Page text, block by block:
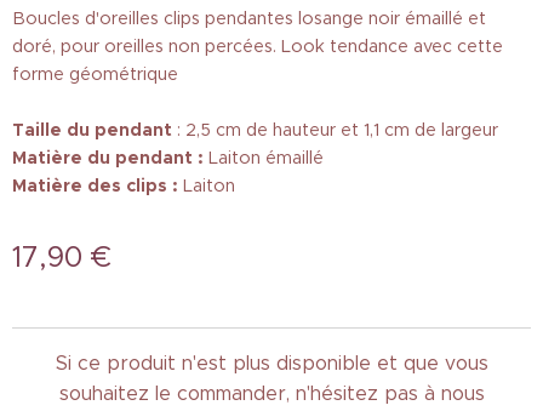
Boucles d'oreilles clips pendantes losange noir émaillé et
doré, pour oreilles non percées. Look tendance avec cette
forme géométrique
Taille du pendant : 2,5 cm de hauteur et 1,1 cm de largeur
Matière du pendant : Laiton émaillé
Matière des clips : Laiton
17,90 €
Si ce produit n'est plus disponible et que vous
souhaitez le commander, n'hésitez pas à nous